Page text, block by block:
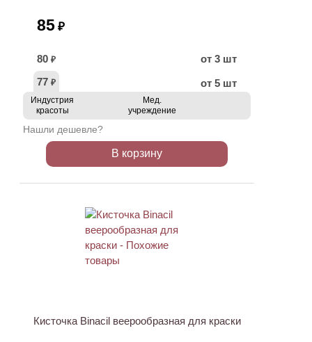
85 ₽
80 ₽
от 3 шт
77 ₽ от 5 шт
Индустрия
красоты
Мед.
учреждение
Нашли дешевле?
В корзину
Кисточка Binacil веерообразная для краски